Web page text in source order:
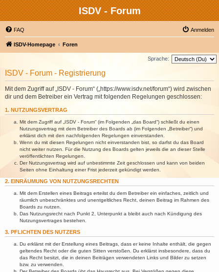
ISDV - Forum
FAQ Anmelden
ISDV-Homepage Foren
Sprache:
ISDV - Forum - Registrierung
Mit dem Zugriff auf „ISDV - Forum“ („https://www.isdv.net/forum“) wird zwischen
dir und dem Betreiber ein Vertrag mit folgenden Regelungen geschlossen:
1. NUTZUNGSVERTRAG
Mit dem Zugriff auf „ISDV - Forum“ (im Folgenden „das Board“) schließt du einen
Nutzungsvertrag mit dem Betreiber des Boards ab (im Folgenden „Betreiber“) und
erklärst dich mit den nachfolgenden Regelungen einverstanden.
Wenn du mit diesen Regelungen nicht einverstanden bist, so darfst du das Board
nicht weiter nutzen. Für die Nutzung des Boards gelten jeweils die an dieser Stelle
veröffentlichten Regelungen.
Der Nutzungsvertrag wird auf unbestimmte Zeit geschlossen und kann von beiden
Seiten ohne Einhaltung einer Frist jederzeit gekündigt werden.
2. EINRÄUMUNG VON NUTZUNGSRECHTEN
Mit dem Erstellen eines Beitrags erteilst du dem Betreiber ein einfaches, zeitlich und
räumlich unbeschränktes und unentgeltliches Recht, deinen Beitrag im Rahmen des
Boards zu nutzen.
Das Nutzungsrecht nach Punkt 2, Unterpunkt a bleibt auch nach Kündigung des
Nutzungsvertrages bestehen.
3. PFLICHTEN DES NUTZERS
Du erklärst mit der Erstellung eines Beitrags, dass er keine Inhalte enthält, die gegen
geltendes Recht oder die guten Sitten verstoßen. Du erklärst insbesondere, dass du
das Recht besitzt, die in deinen Beiträgen verwendeten Links und Bilder zu setzen
bzw. zu verwenden.